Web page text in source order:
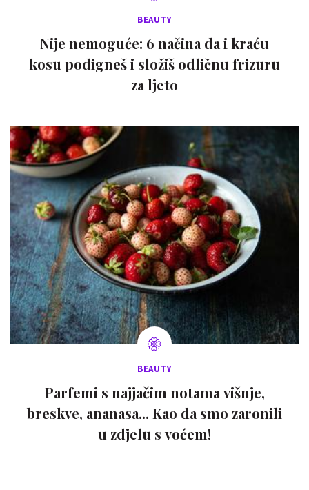
BEAUTY
Nije nemoguće: 6 načina da i kraću
kosu podigneš i složiš odličnu frizuru
za ljeto
BEAUTY
Parfemi s najjačim notama višnje,
breskve, ananasa... Kao da smo zaronili
u zdjelu s voćem!